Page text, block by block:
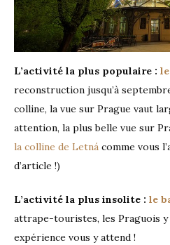
L’activité la plus populaire :
reconstruction jusqu’à
colline, la vue sur Prague vaut
attention, la plus belle vue sur
la colline de Letná comme vous
d’article !)
L’activité la plus insolite : le
attrape-touristes, les Praguois y
expérience vous y attend !